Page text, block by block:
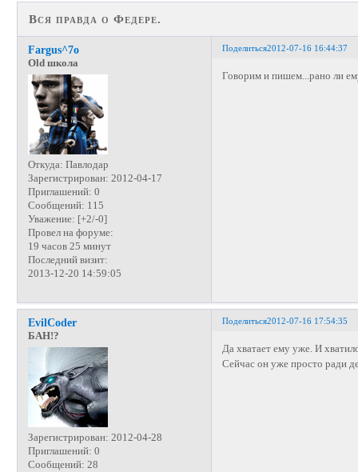
Вся правда о Федере.
Поделиться2012-07-16 16:44:37
Fargus^7o
Old школа
Откуда: Павлодар
Зарегистрирован: 2012-04-17
Приглашений: 0
Сообщений: 115
Уважение: [+2/-0]
Провел на форуме:
19 часов 25 минут
Последний визит:
2013-12-20 14:59:05
Говорим и пишем...рано ли
Поделиться2012-07-16 17:54:35
EvilCoder
БАН!?
Зарегистрирован: 2012-04-28
Приглашений: 0
Сообщений: 28
Да хватает ему уже. И
Сейчас он уже просто ради